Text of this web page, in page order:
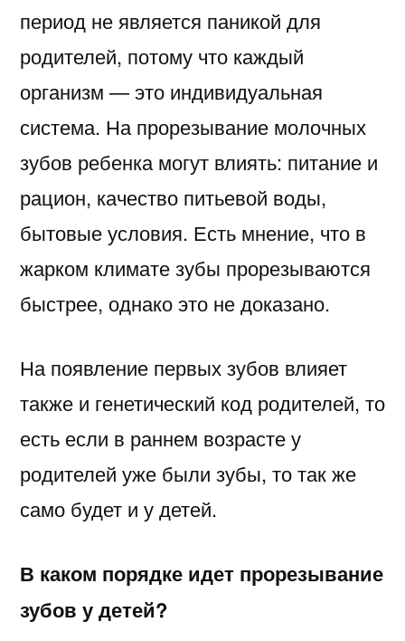
период не является паникой для
родителей, потому что каждый
организм — это индивидуальная
система. На прорезывание молочных
зубов ребенка могут влиять: питание и
рацион, качество питьевой воды,
бытовые условия. Есть мнение, что в
жарком климате зубы прорезываются
быстрее, однако это не доказано.
На появление первых зубов влияет
также и генетический код родителей, то
есть если в раннем возрасте у
родителей уже были зубы, то так же
само будет и у детей.
В каком порядке идет прорезывание
зубов у детей?